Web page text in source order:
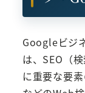
Googleビジ
は、SEO（
に重要な要